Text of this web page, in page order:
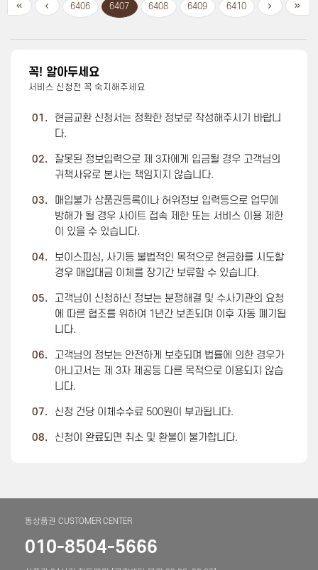
6406 6407 6408 6409 6410
꼭! 알아두세요
서비스 신청전 꼭 숙지해주세요
01.
현금교환 신청서는 정확한 정보로 작성해주시기 바랍니
다.
02.
잘못된 정보입력으로 제 3자에게 입금될 경우 고객님의
귀책사유로 본사는 책임지지 않습니다.
03.
매입불가 상품권등록이나 허위정보 입력등으로 업무에
방해가 될 경우 사이트 접속 제한 또는 서비스 이용 제한
이 있을 수 있습니다.
04.
보이스피싱, 사기등 불법적인 목적으로 현금화를 시도할
경우 매입대금 이체를 장기간 보류할 수 있습니다.
05.
고객님이 신청하신 정보는 분쟁해결 및 수사기관의 요청
에 따른 협조를 위하여 1년간 보존되며 이후 자동 폐기됩
니다.
06.
고객님의 정보는 안전하게 보호되며 법률에 의한 경우가
아니고서는 제 3자 제공등 다른 목적으로 이용되지 않습
니다.
07. 신청 건당 이체수수료 500원이 부과됩니다.
08. 신청이 완료되면 취소 및 환불이 불가합니다.
똥상품권 CUSTOMER CENTER
010-8504-5666